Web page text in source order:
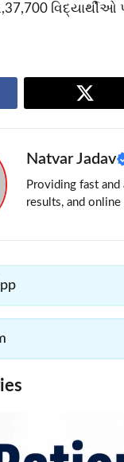
વિદ્યાર્થીઓ
Natvar Jadav
Providing fast and
results, and online